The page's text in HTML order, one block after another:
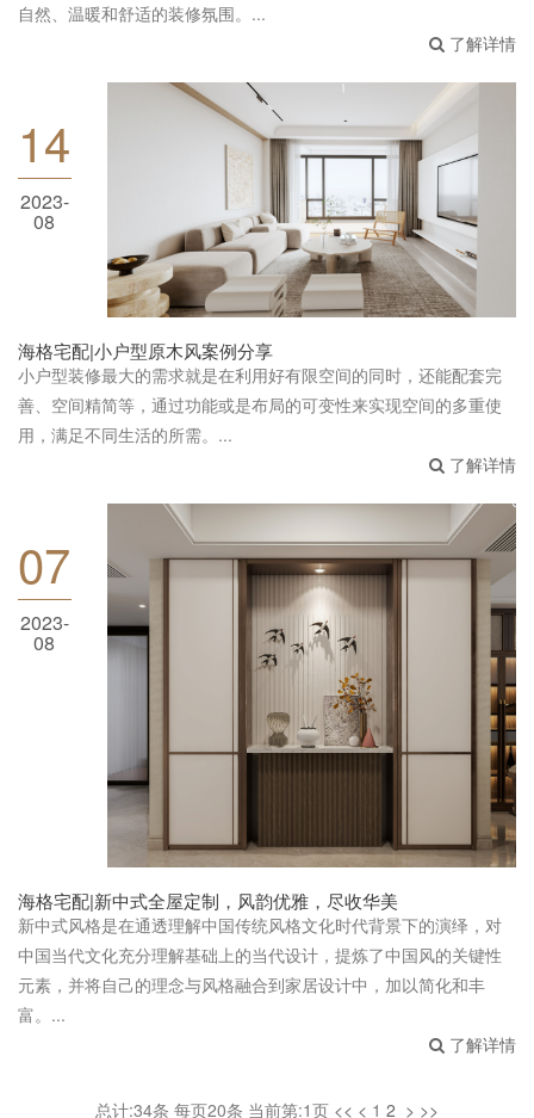
自然、温暖和舒适的装修氛围。...
了解详情
14
2023-
08
海格宅配|小户型原木风案例分享
海格宅配|小户型原木风案例分享
小户型装修最大的需求就是在利用好有限空间的同时，还能配套完
善、空间精简等，通过功能或是布局的可变性来实现空间的多重使
用，满足不同生活的所需。...
了解详情
07
2023-
08
海格宅配|新中式全屋定制，风韵优雅，尽收华
海格宅配|新中式全屋定制，风韵优雅，尽收华美
新中式风格是在通透理解中国传统风格文化时代背景下的演绎，对
中国当代文化充分理解基础上的当代设计，提炼了中国风的关键性
元素，并将自己的理念与风格融合到家居设计中，加以简化和丰
富。...
了解详情
总计:34条 每页20条 当前第:1页 << < 1 2 > >>